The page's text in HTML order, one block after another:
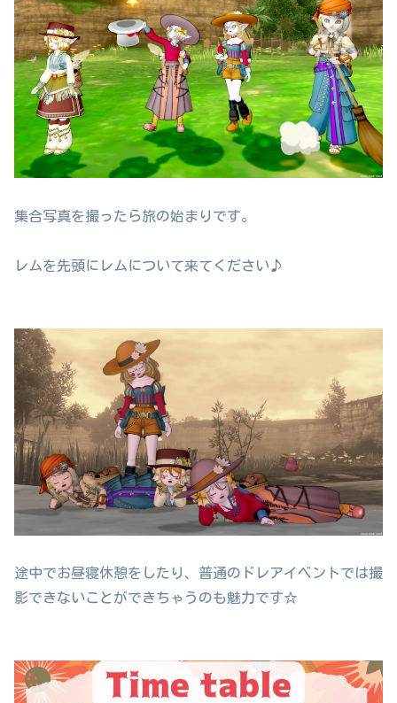
集合写真を撮ったら旅の始まりです。
レムを先頭にレムについて来てください♪
途中でお昼寝休憩をしたり、普通のドレアイベントでは撮
影できないことができちゃうのも魅力です☆